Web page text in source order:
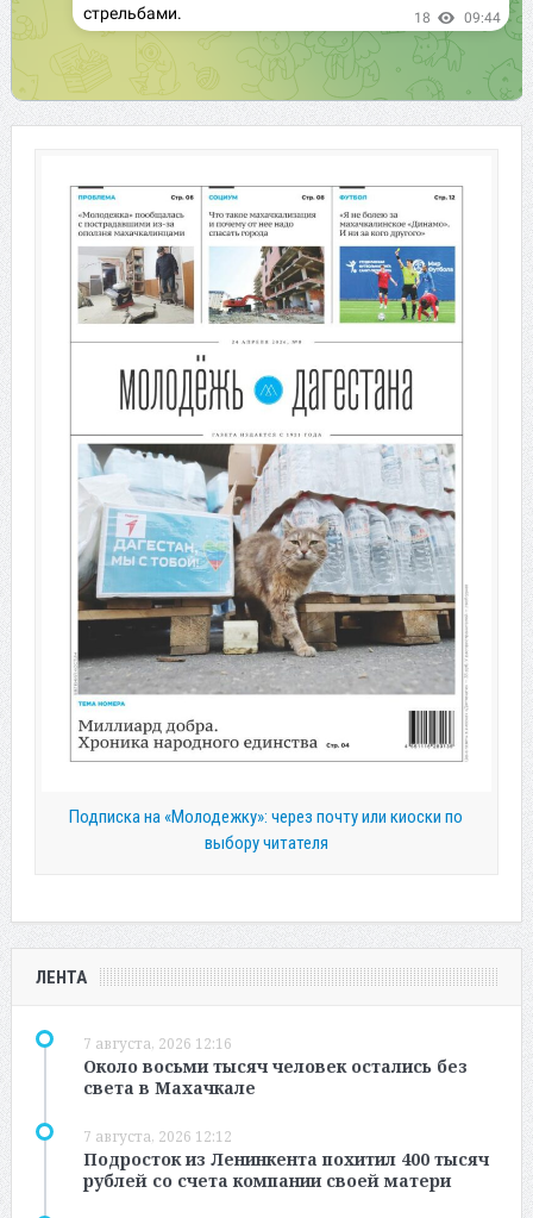
Подписка на «Молодежку»: через почту или киоски по
выбору читателя
ЛЕНТА
7 августа, 2026 12:16
Около восьми тысяч человек остались без
света в Махачкале
7 августа, 2026 12:12
Подросток из Ленинкента похитил 400 тысяч
рублей со счета компании своей матери